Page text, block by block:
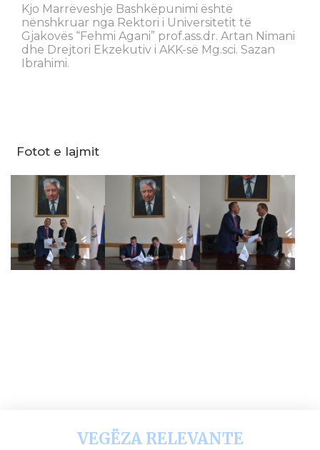
Kjo Marrëveshje Bashkëpunimi është
nënshkruar nga Rektori i Universitetit të
Gjakovës “Fehmi Agani” prof.ass.dr. Artan Nimani
dhe Drejtori Ekzekutiv i AKK-së Mg.sci. Sazan
Ibrahimi.
Fotot e lajmit
VEGËZA RELEVANTE